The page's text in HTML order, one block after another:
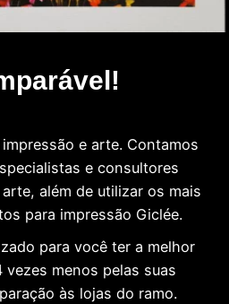
e arte. Contamos
e consultores
além de utilizar os mais
para impressão Giclée.
para você ter a melhor
vezes menos pelas suas
às lojas do ramo.